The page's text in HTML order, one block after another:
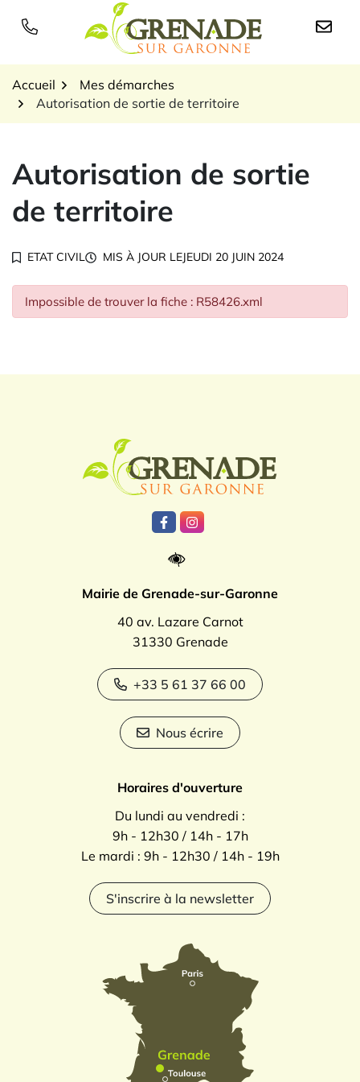
Logo Grenade sur
Accueil
Mes démarches
Autorisation de sortie de territoire
Autorisation de sortie
de territoire
ETAT CIVIL MIS À JOUR LEJEUDI 20 JUIN 2024
Impossible de trouver la fiche : R58426.xml
Lien vers le compte Facebook
Lien vers le compte
Mairie de Grenade-sur-Garonne
40 av. Lazare Carnot
31330 Grenade
+33 5 61 37 66 00
Nous écrire
Horaires d'ouverture
Du lundi au vendredi :
9h - 12h30 / 14h - 17h
Le mardi : 9h - 12h30 / 14h - 19h
S'inscrire à la newsletter